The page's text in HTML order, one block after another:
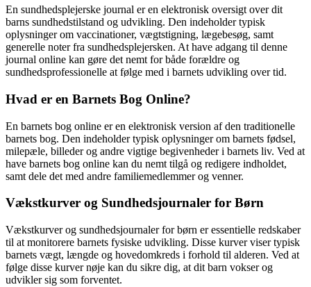
En sundhedsplejerske journal er en elektronisk oversigt over dit
barns sundhedstilstand og udvikling. Den indeholder typisk
oplysninger om vaccinationer, vægtstigning, lægebesøg, samt
generelle noter fra sundhedsplejersken. At have adgang til denne
journal online kan gøre det nemt for både forældre og
sundhedsprofessionelle at følge med i barnets udvikling over tid.
Hvad er en Barnets Bog Online?
En barnets bog online er en elektronisk version af den traditionelle
barnets bog. Den indeholder typisk oplysninger om barnets fødsel,
milepæle, billeder og andre vigtige begivenheder i barnets liv. Ved at
have barnets bog online kan du nemt tilgå og redigere indholdet,
samt dele det med andre familiemedlemmer og venner.
Vækstkurver og Sundhedsjournaler for Børn
Vækstkurver og sundhedsjournaler for børn er essentielle redskaber
til at monitorere barnets fysiske udvikling. Disse kurver viser typisk
barnets vægt, længde og hovedomkreds i forhold til alderen. Ved at
følge disse kurver nøje kan du sikre dig, at dit barn vokser og
udvikler sig som forventet.